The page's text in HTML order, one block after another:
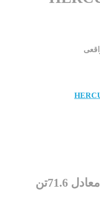
چیلر120تن نامی اسکرو معادل 71.6تن